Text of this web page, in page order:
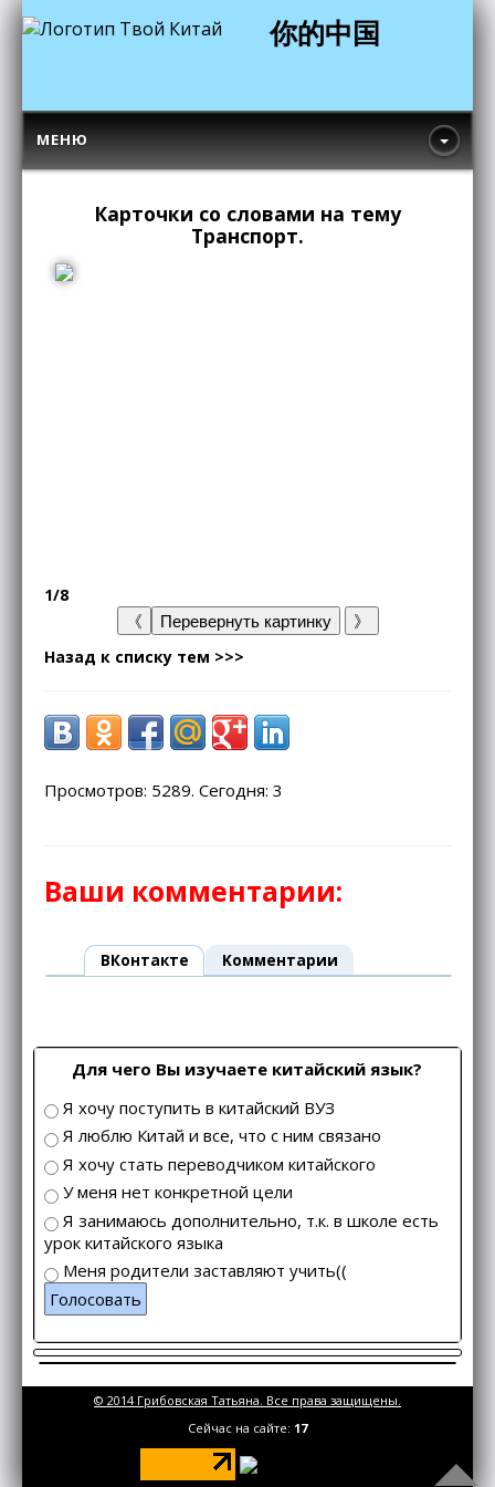
你的中国
МЕНЮ
Карточки со словами на тему
Транспорт.
1/8
Назад к списку тем >>>
Просмотров: 5289. Сегодня: 3
Ваши комментарии:
ВКонтакте Kомментарии
Для чего Вы изучаете китайский язык?
Я хочу поступить в китайский ВУЗ
Я люблю Китай и все, что с ним связано
Я хочу стать переводчиком китайского
У меня нет конкретной цели
Я занимаюсь дополнительно, т.к. в школе есть
урок китайского языка
Меня родители заставляют учить((
Голосовать
© 2014 Грибовская Татьяна. Все права защищены.
Сейчас на сайте: 17